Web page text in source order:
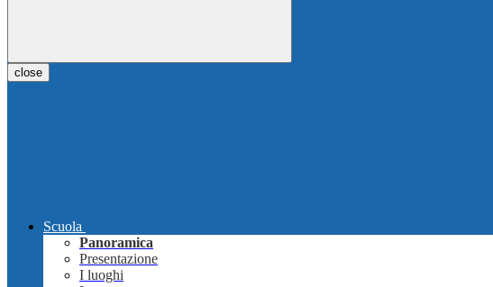
close
Scuola
Panoramica
Presentazione
I luoghi